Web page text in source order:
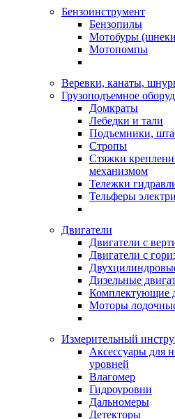
Бензоинструмент
Бензопилы
Мотобуры
Мотопомпы
Веревки, канаты,
Грузоподъемное
Домкраты
Лебедки и тали
Подъемники,
Стропы
Стяжки
механизмом
Тележки
Тельферы
Двигатели
Двигатели с
Двигатели с
Дизельные
Комплектующие
Моторы
Измерительный
Аксессуары для
уровней
Влагомер
Гидроуровни
Дальномеры
Детекторы